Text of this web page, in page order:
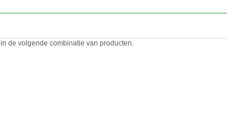
de volgende combinatie van producten.